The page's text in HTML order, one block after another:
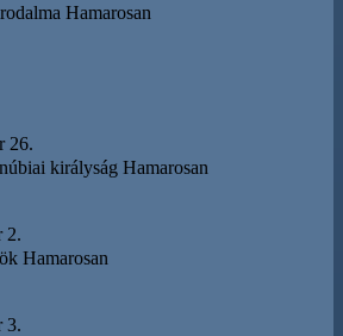
Hamarosan
26.
királyság Hamarosan
2.
Hamarosan
3.